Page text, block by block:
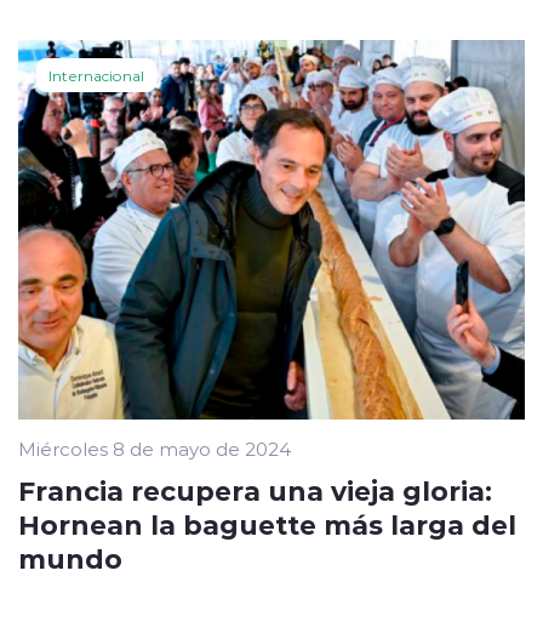
Internacional
Miércoles 8 de mayo de 2024
Francia recupera una vieja gloria:
Hornean la baguette más larga del
mundo